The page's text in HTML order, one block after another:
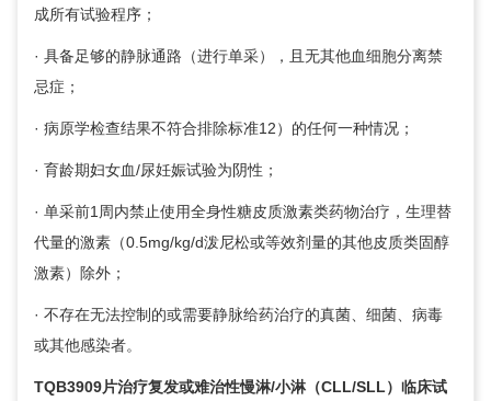
成所有试验程序；
· 具备足够的静脉通路（进行单采），且无其他血细胞分离禁
忌症；
· 病原学检查结果不符合排除标准12）的任何一种情况；
· 育龄期妇女血/尿妊娠试验为阴性；
· 单采前1周内禁止使用全身性糖皮质激素类药物治疗，生理替
代量的激素（0.5mg/kg/d泼尼松或等效剂量的其他皮质类固醇
激素）除外；
· 不存在无法控制的或需要静脉给药治疗的真菌、细菌、病毒
或其他感染者。
TQB3909片治疗复发或难治性慢淋/小淋（CLL/SLL）临床试